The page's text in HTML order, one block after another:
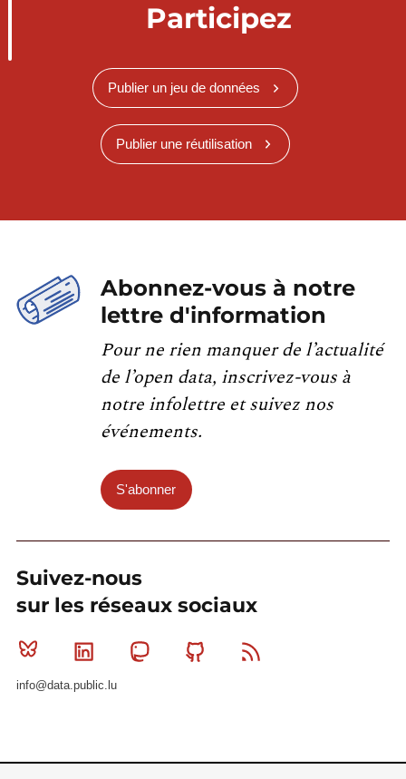
Participez
Publier un jeu de données
Publier une réutilisation
Abonnez-vous à notre
lettre d'information
Pour ne rien manquer de l’actualité
de l’open data, inscrivez-vous à
notre infolettre et suivez nos
événements.
S'abonner
Suivez-nous
sur les réseaux sociaux
Bluesky Linkedin MastodonGithub
info@data.public.lu